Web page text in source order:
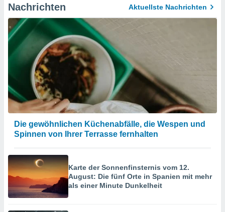
Nachrichten Aktuellste Nachrichten
Die gewöhnlichen Küchenabfälle, die Wespen und
Spinnen von Ihrer Terrasse fernhalten
Karte der Sonnenfinsternis vom 12.
August: Die fünf Orte in Spanien mit mehr
als einer Minute Dunkelheit